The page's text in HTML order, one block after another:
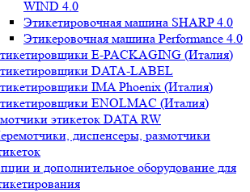
WIND 4.0
Этикетировочная машина SHARP 4.0
Этикеровочная машина Performance 4.0
E-PACKAGING (Италия)
DATA-LABEL
IMA Phoenix (Италия)
ENOLMAC (Италия)
этикеток DATA RW
диспенсеры, размотчики
и дополнительное оборудование для